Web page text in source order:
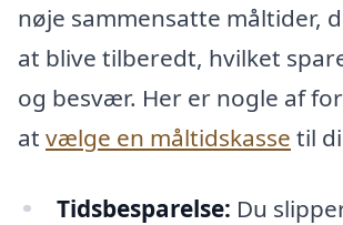
nøje sammensatte måltider,
at blive tilberedt, hvilket
og besvær. Her er nogle af
at vælge en måltidskasse til
Tidsbesparelse: Du